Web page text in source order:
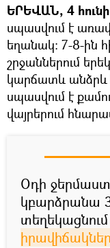
ԵՐԵՎԱՆ, 4
սպասվում է
եղանակ: 7-8-ին
շրջաններում
կարճատև
սպասվում է
վայրերում
Օդի
կբարձրանա
տեղեկացնում